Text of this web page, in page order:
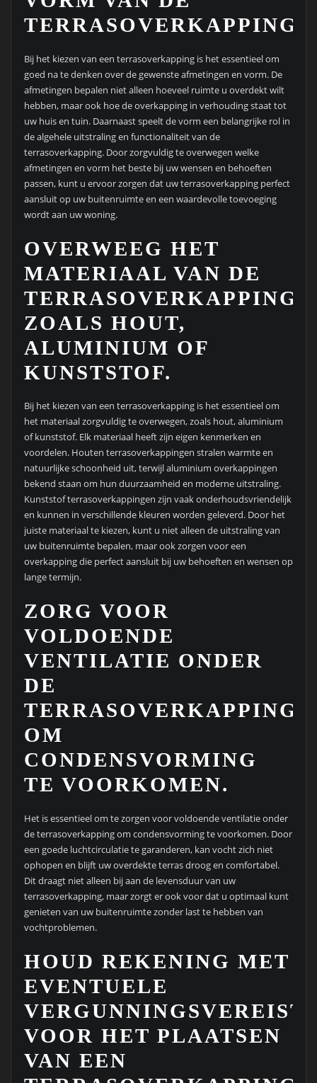
TERRASOVERKAPPING.
Bij het kiezen van een terrasoverkapping is het essentieel om
goed na te denken over de gewenste afmetingen en vorm. De
afmetingen bepalen niet alleen hoeveel ruimte u overdekt wilt
hebben, maar ook hoe de overkapping in verhouding staat tot
uw huis en tuin. Daarnaast speelt de vorm een belangrijke rol in
de algehele uitstraling en functionaliteit van de
terrasoverkapping. Door zorgvuldig te overwegen welke
afmetingen en vorm het beste bij uw wensen en behoeften
passen, kunt u ervoor zorgen dat uw terrasoverkapping perfect
aansluit op uw buitenruimte en een waardevolle toevoeging
wordt aan uw woning.
OVERWEEG HET
MATERIAAL VAN DE
TERRASOVERKAPPING,
ZOALS HOUT,
ALUMINIUM OF
KUNSTSTOF.
Bij het kiezen van een terrasoverkapping is het essentieel om
het materiaal zorgvuldig te overwegen, zoals hout, aluminium
of kunststof. Elk materiaal heeft zijn eigen kenmerken en
voordelen. Houten terrasoverkappingen stralen warmte en
natuurlijke schoonheid uit, terwijl aluminium overkappingen
bekend staan om hun duurzaamheid en moderne uitstraling.
Kunststof terrasoverkappingen zijn vaak onderhoudsvriendelijk
en kunnen in verschillende kleuren worden geleverd. Door het
juiste materiaal te kiezen, kunt u niet alleen de uitstraling van
uw buitenruimte bepalen, maar ook zorgen voor een
overkapping die perfect aansluit bij uw behoeften en wensen op
lange termijn.
ZORG VOOR
VOLDOENDE
VENTILATIE ONDER
DE
TERRASOVERKAPPING
OM
CONDENSVORMING
TE VOORKOMEN.
Het is essentieel om te zorgen voor voldoende ventilatie onder
de terrasoverkapping om condensvorming te voorkomen. Door
een goede luchtcirculatie te garanderen, kan vocht zich niet
ophopen en blijft uw overdekte terras droog en comfortabel.
Dit draagt niet alleen bij aan de levensduur van uw
terrasoverkapping, maar zorgt er ook voor dat u optimaal kunt
genieten van uw buitenruimte zonder last te hebben van
vochtproblemen.
HOUD REKENING MET
EVENTUELE
VOOR HET PLAATSEN
VAN EEN